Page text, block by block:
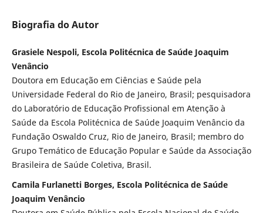
Biografia do Autor
Grasiele Nespoli, Escola Politécnica de Saúde Joaquim
Venâncio
Doutora em Educação em Ciências e Saúde pela
Universidade Federal do Rio de Janeiro, Brasil; pesquisadora
do Laboratório de Educação Profissional em Atenção à
Saúde da Escola Politécnica de Saúde Joaquim Venâncio da
Fundação Oswaldo Cruz, Rio de Janeiro, Brasil; membro do
Grupo Temático de Educação Popular e Saúde da Associação
Brasileira de Saúde Coletiva, Brasil.
Camila Furlanetti Borges, Escola Politécnica de Saúde
Joaquim Venâncio